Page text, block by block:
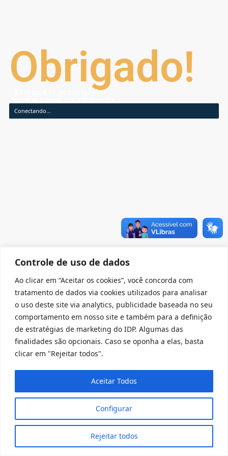
Controle de uso de dados
Ao clicar em “Aceitar os cookies”, você concorda com
tratamento de dados via cookies utilizados para analisar
o uso deste site via analytics, publicidade baseada no seu
comportamento em nosso site e também para a definição
de estratégias de marketing do IDP. Algumas das
finalidades são opcionais. Caso se oponha a elas, basta
clicar em "Rejeitar todos".
Configurar
Rejeitar todos
Aceitar Todos
Obrigado!
Estamos te conectando
Conectando...